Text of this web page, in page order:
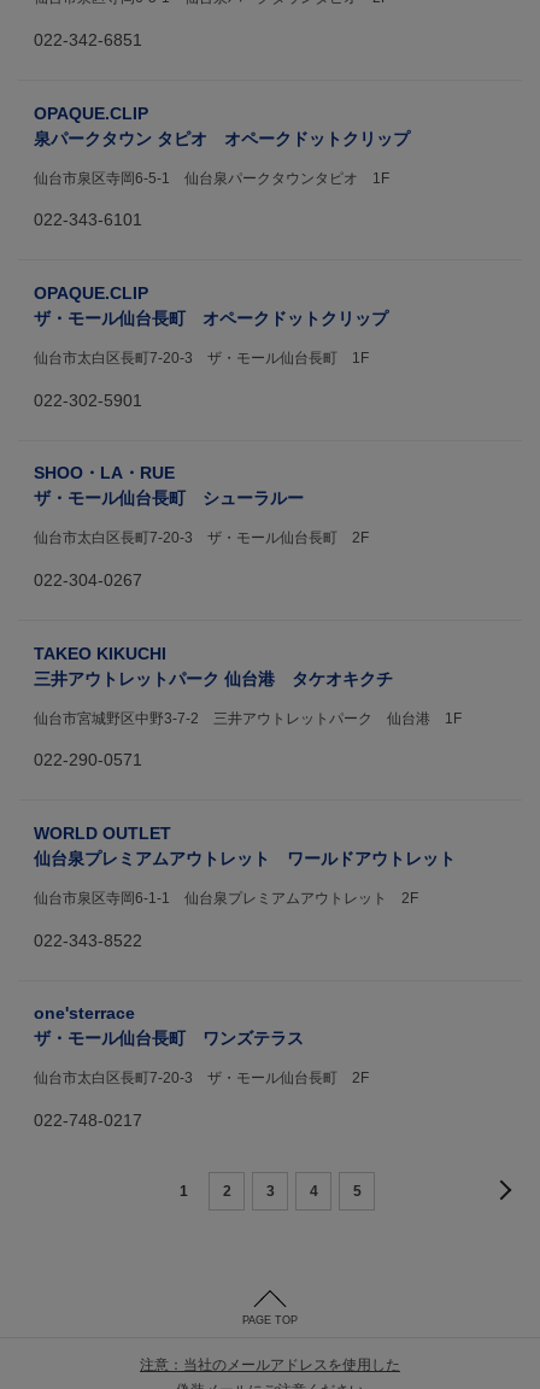
022-342-6851
OPAQUE.CLIP
泉パークタウン タピオ オペークドットクリップ
仙台市泉区寺岡6-5-1 仙台泉パークタウンタピオ 1F
022-343-6101
OPAQUE.CLIP
ザ・モール仙台長町 オペークドットクリップ
仙台市太白区長町7-20-3 ザ・モール仙台長町 1F
022-302-5901
SHOO・LA・RUE
ザ・モール仙台長町 シューラルー
仙台市太白区長町7-20-3 ザ・モール仙台長町 2F
022-304-0267
TAKEO KIKUCHI
三井アウトレットパーク 仙台港 タケオキクチ
仙台市宮城野区中野3-7-2 三井アウトレットパーク 仙台港 1F
022-290-0571
WORLD OUTLET
仙台泉プレミアムアウトレット ワールドアウトレット
仙台市泉区寺岡6-1-1 仙台泉プレミアムアウトレット 2F
022-343-8522
one'sterrace
ザ・モール仙台長町 ワンズテラス
仙台市太白区長町7-20-3 ザ・モール仙台長町 2F
022-748-0217
1 2 3 4 5
PAGE TOP
注意：当社のメールアドレスを使用した